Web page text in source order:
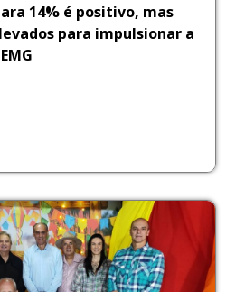
14% é positivo, mas
para impulsionar a